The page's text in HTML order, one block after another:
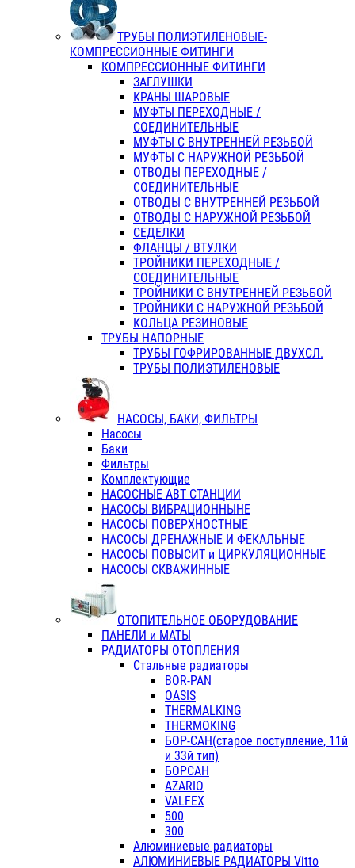
ТРУБЫ ПОЛИЭТИЛЕНОВЫЕ-
КОМПРЕССИОННЫЕ ФИТИНГИ
КОМПРЕССИОННЫЕ ФИТИНГИ
ЗАГЛУШКИ
КРАНЫ ШАРОВЫЕ
МУФТЫ ПЕРЕХОДНЫЕ /
СОЕДИНИТЕЛЬНЫЕ
МУФТЫ С ВНУТРЕННЕЙ РЕЗЬБОЙ
МУФТЫ С НАРУЖНОЙ РЕЗЬБОЙ
ОТВОДЫ ПЕРЕХОДНЫЕ /
СОЕДИНИТЕЛЬНЫЕ
ОТВОДЫ С ВНУТРЕННЕЙ РЕЗЬБОЙ
ОТВОДЫ С НАРУЖНОЙ РЕЗЬБОЙ
СЕДЕЛКИ
ФЛАНЦЫ / ВТУЛКИ
ТРОЙНИКИ ПЕРЕХОДНЫЕ /
СОЕДИНИТЕЛЬНЫЕ
ТРОЙНИКИ С ВНУТРЕННЕЙ РЕЗЬБОЙ
ТРОЙНИКИ С НАРУЖНОЙ РЕЗЬБОЙ
КОЛЬЦА РЕЗИНОВЫЕ
ТРУБЫ НАПОРНЫЕ
ТРУБЫ ГОФРИРОВАННЫЕ ДВУХСЛ.
ТРУБЫ ПОЛИЭТИЛЕНОВЫЕ
НАСОСЫ, БАКИ, ФИЛЬТРЫ
Насосы
Баки
Фильтры
Комплектующие
НАСОСНЫЕ АВТ СТАНЦИИ
НАСОСЫ ВИБРАЦИОННЫНЕ
НАСОСЫ ПОВЕРХНОСТНЫЕ
НАСОСЫ ДРЕНАЖНЫЕ И ФЕКАЛЬНЫЕ
НАСОСЫ ПОВЫСИТ и ЦИРКУЛЯЦИОННЫЕ
НАСОСЫ СКВАЖИННЫЕ
ОТОПИТЕЛЬНОЕ ОБОРУДОВАНИЕ
ПАНЕЛИ и МАТЫ
РАДИАТОРЫ ОТОПЛЕНИЯ
Стальные радиаторы
BOR-PAN
OASIS
THERMALKING
THERMOKING
БОР-САН(старое поступление, 11й
и 33й тип)
БОРСАН
AZARIO
VALFEX
500
300
Алюминиевые радиаторы
АЛЮМИНИЕВЫЕ РАДИАТОРЫ Vitto